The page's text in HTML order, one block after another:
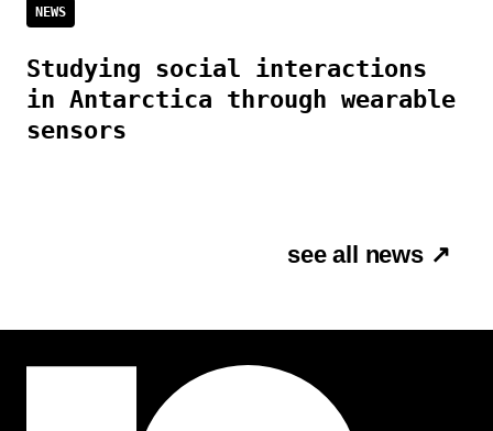
NEWS
Studying social interactions
in Antarctica through wearable
sensors
see all news ↗